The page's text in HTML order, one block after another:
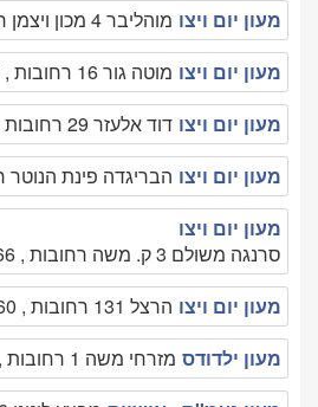
מעון יום ויצו מוהליבר 4 מכון ויצמן רחובות , 089342131
מעון יום ויצו מוטה גור 16 רחובות , 089348039
מעון יום ויצו דוד אלעזר 29 רחובות , 089466307
מעון יום ויצו הבריגדה פינת הנוטר רחובות
מעון יום ויצו
סרנגה משולם 3 ק. משה רחובות , 089315466
מעון יום ויצו הרצל 131 רחובות , 089451660
מעון ילדודס מזרחי משה 1 רחובות , 089350093